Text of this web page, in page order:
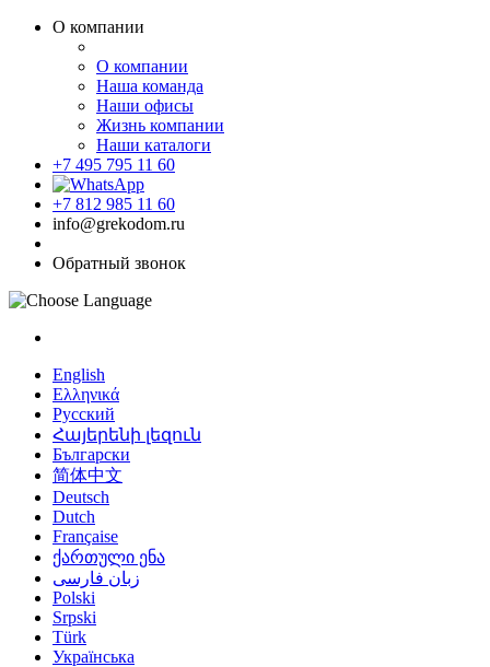
О компании
О компании
Наша команда
Наши офисы
Жизнь компании
Наши каталоги
+7 495 795 11 60
+7 812 985 11 60
info@grekodom.ru
Обратный звонок
English
Ελληνικά
Русский
Հայերենի լեզուն
Български
简体中文
Deutsch
Dutch
Française
ქართული ენა
زبان فارسی
Polski
Srpski
Türk
Українська